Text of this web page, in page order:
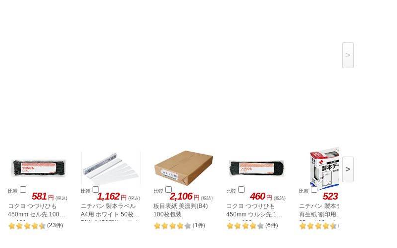
>
比較 581 円 (税込)
コクヨ つづりひも
450mm セル先 100本
ツ-101
(23件)
比較 1,162 円 (税込)
ニチバン 製本ラベル
A4用 ホワイト 50枚
BKL-A450契約ホワイ
比較 2,106 円 (税込)
板目表紙 美濃判(B4)
100枚包装
(1件)
比較 460 円 (税込)
コクヨ つづりひも
450mm ウルシ先 100
本 ツ-120
(6件)
比較 523
ニチバン 製本テープ
再生紙 割印用
35mm*10m 白 BK-
3534
(
>